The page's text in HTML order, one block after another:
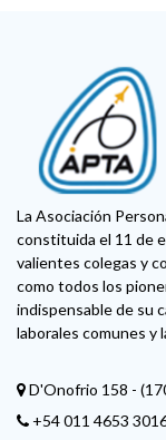
La Asociación
constituida el 11 de
valientes colegas y
como todos los
indispensable de su
laborales comunes y
D'Onofrio 158 -
+54 011 4653